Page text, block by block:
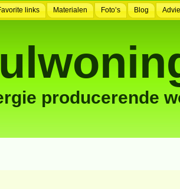
links Materialen Foto’s Blog
producerende